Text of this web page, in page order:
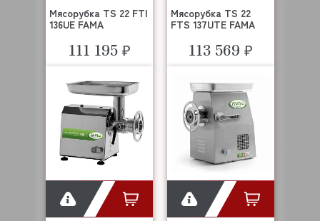
Мясорубка TS 22 FTI
136UE FAMA
111 195 ₽
Мясорубка TS 22
FTS 137UTE FAMA
113 569 ₽